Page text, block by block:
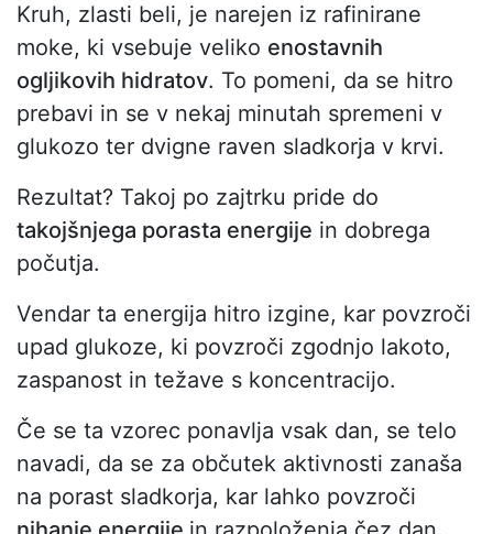
Kruh, zlasti beli, je narejen iz rafinirane
moke, ki vsebuje veliko enostavnih
ogljikovih hidratov. To pomeni, da se hitro
prebavi in se v nekaj minutah spremeni v
glukozo ter dvigne raven sladkorja v krvi.
Rezultat? Takoj po zajtrku pride do
takojšnjega porasta energije in dobrega
počutja.
Vendar ta energija hitro izgine, kar povzroči
upad glukoze, ki povzroči zgodnjo lakoto,
zaspanost in težave s koncentracijo.
Če se ta vzorec ponavlja vsak dan, se telo
navadi, da se za občutek aktivnosti zanaša
na porast sladkorja, kar lahko povzroči